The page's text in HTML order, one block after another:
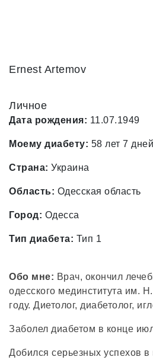
Ernest Artemov
Личное
Дата рождения: 11.07.1949
Моему диабету: 58 лет 7 дней
Страна: Украина
Область: Одесская область
Город: Одесса
Тип диабета: Тип 1
Обо мне: Врач, окончил
одесского мединститута им.
году. Диетолог, диабетолог,
Заболел диабетом в конце
Добился серьезных успехов в